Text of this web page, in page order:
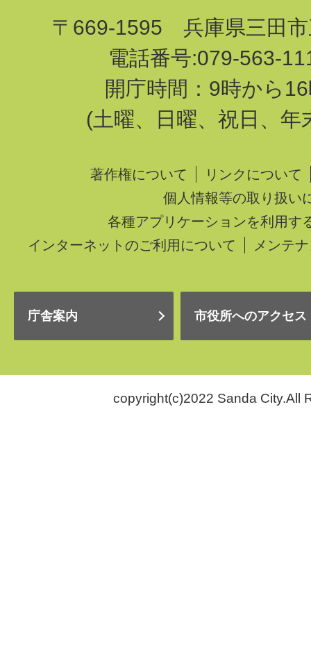
〒669-1595 兵庫県三田市
電話番号:079-563-
開庁時間：9時から
(土曜、日曜、祝日、年
著作権について
リンクについて
個人情報等の取り扱い
各種アプリケーションを利用す
インターネットのご利用について
メンテ
庁舎案内 市役所へのアクセス
copyright(c)2022 Sanda City.All